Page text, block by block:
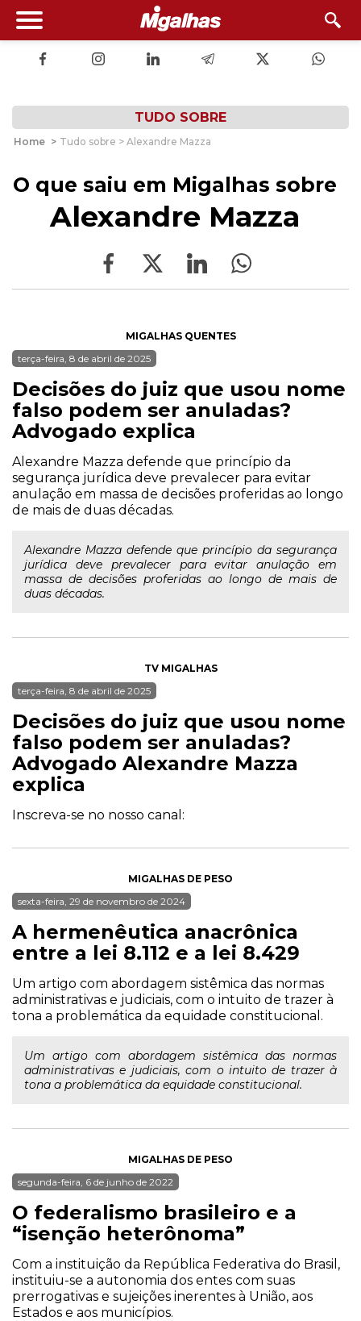
TUDO SOBRE
Home > Tudo sobre > Alexandre Mazza
O que saiu em Migalhas sobre
Alexandre Mazza
MIGALHAS QUENTES
terça-feira, 8 de abril de 2025
Decisões do juiz que usou nome
falso podem ser anuladas?
Advogado explica
Alexandre Mazza defende que princípio da
segurança jurídica deve prevalecer para evitar
anulação em massa de decisões proferidas ao longo
de mais de duas décadas.
Alexandre Mazza defende que princípio da segurança
jurídica deve prevalecer para evitar anulação em
massa de decisões proferidas ao longo de mais de
duas décadas.
TV MIGALHAS
terça-feira, 8 de abril de 2025
Decisões do juiz que usou nome
falso podem ser anuladas?
Advogado Alexandre Mazza
explica
Inscreva-se no nosso canal:
MIGALHAS DE PESO
sexta-feira, 29 de novembro de 2024
A hermenêutica anacrônica
entre a lei 8.112 e a lei 8.429
Um artigo com abordagem sistêmica das normas
administrativas e judiciais, com o intuito de trazer à
tona a problemática da equidade constitucional.
Um artigo com abordagem sistêmica das normas
administrativas e judiciais, com o intuito de trazer à
tona a problemática da equidade constitucional.
MIGALHAS DE PESO
segunda-feira, 6 de junho de 2022
O federalismo brasileiro e a
“isenção heterônoma”
Com a instituição da República Federativa do Brasil,
instituiu-se a autonomia dos entes com suas
prerrogativas e sujeições inerentes à União, aos
Estados e aos municípios.